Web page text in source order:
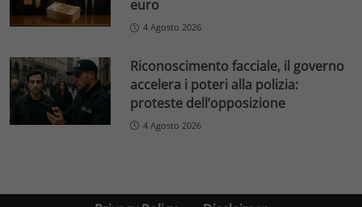
euro
4 Agosto 2026
Riconoscimento facciale, il governo
accelera i poteri alla polizia:
proteste dell’opposizione
4 Agosto 2026